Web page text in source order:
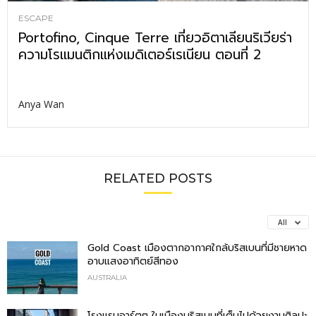
ESCAPE
Portofino, Cinque Terre เที่ยวอิตาเลียนริเวียร่า
ความโรแมนติกแห่งเมดิเตอร์เรเนียน ตอนที่ 2
Anya Wan
RELATED POSTS
All
Gold Coast เมืองตากอากาศใกล้บริสเบนที่มีชายหาด
อาบแสงอาทิตย์สีทอง
AUSTRALIA